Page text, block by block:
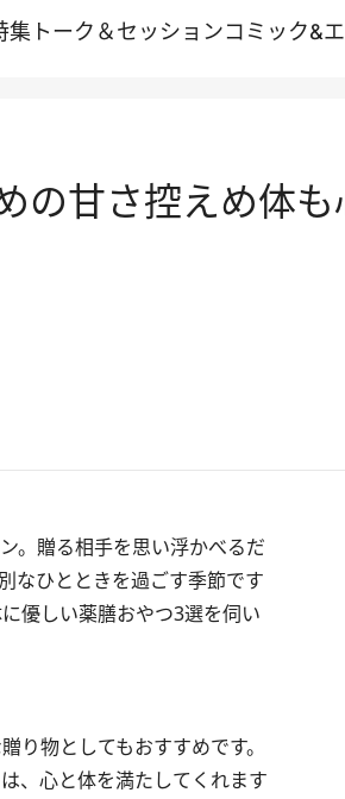
集 トーク＆セッションコミック&
の甘さ控えめ体
。贈る相手を思い浮かべるだ
なひとときを過ごす季節です
優しい薬膳おやつ3選を伺い
物としてもおすすめです。
、心と体を満たしてくれます